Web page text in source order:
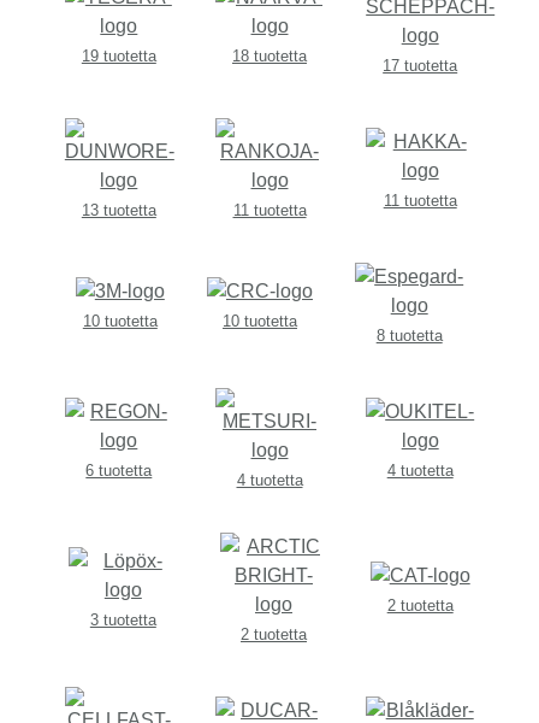
19 tuotetta 18 tuotetta
17 tuotetta
13 tuotetta 11 tuotetta
11 tuotetta
10 tuotetta
10 tuotetta
8 tuotetta
6 tuotetta
4 tuotetta
4 tuotetta
3 tuotetta
2 tuotetta
2 tuotetta